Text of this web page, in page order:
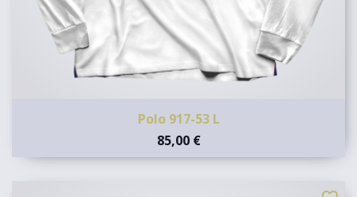
Polo 917-53 L
85,00 €